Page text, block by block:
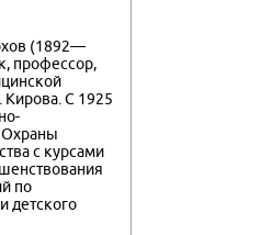
(1892—
профессор,
С 1925
Охраны
с курсами
по
детского